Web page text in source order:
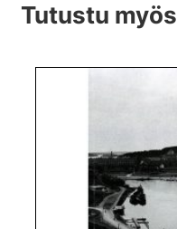
Tutustu myös